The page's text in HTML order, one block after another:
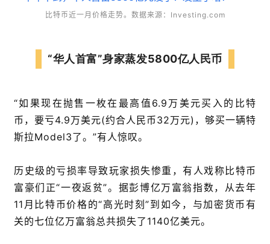
比特币近一月价格走势。数据来源：Investing.com
“华人首富”身家蒸发5800亿人民币
“如果现在抛售一枚在最高值6.9万美元买入的比特
币，要亏4.9万美元(约合人民币32万元)，够买一辆特
斯拉Model3了。”有人惊叹。
历史级的亏损率导致玩家损失惨重，有人戏称比特币
富豪们正“一夜返贫”。据彭博亿万富翁指数，从去年
11月比特币价格的“高光时刻”到如今，与加密货币有
关的七位亿万富翁总共损失了1140亿美元。